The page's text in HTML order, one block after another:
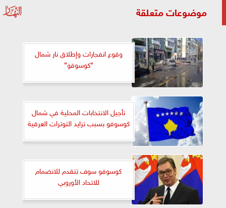
موضوعات متعلقة
وقوع انفجارات وإطلاق نار شمال
”كوسوفو”
تأجيل الانتخابات المحلية في شمال
كوسوفو بسبب تزايد التوترات العرقية
كوسوفو سوف تتقدم للانضمام
للاتحاد الأوروبي